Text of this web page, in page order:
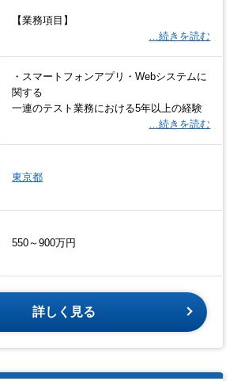
【業務項目】
…続きを読む
・スマートフォンアプリ・Webシステムに
関する
一連のテスト業務における5年以上の経験
…続きを読む
東京都
550～900万円
詳しく見る